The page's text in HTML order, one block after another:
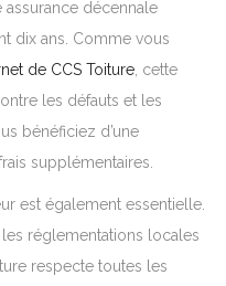
assurance décennale
dix ans. Comme vous
de CCS Toiture , cette
les défauts et les
bénéficiez d’une
supplémentaires.
est également essentielle.
les réglementations locales
respecte toutes les